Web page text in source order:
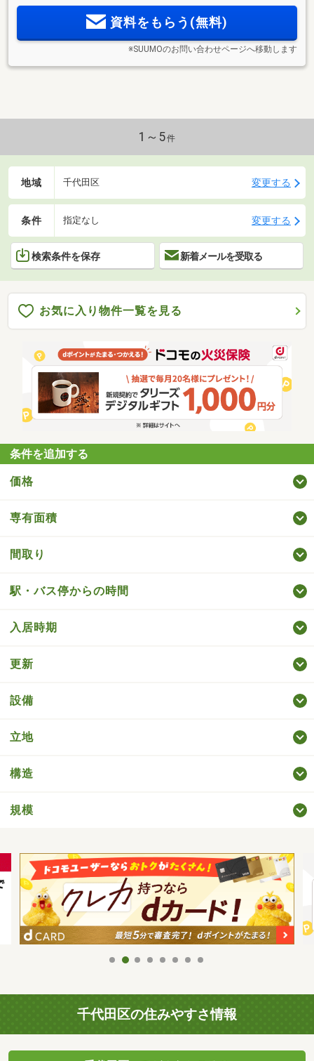
資料をもらう(無料)
※SUUMOのお問い合わせページへ移動します
1～5件
地域 千代田区 変更する
条件 指定なし 変更する
検索条件を保存 新着メールを受取る
お気に入り物件一覧を見る
条件を追加する
価格
専有面積
間取り
駅・バス停からの時間
入居時期
更新
設備
立地
構造
規模
千代田区の住みやすさ情報